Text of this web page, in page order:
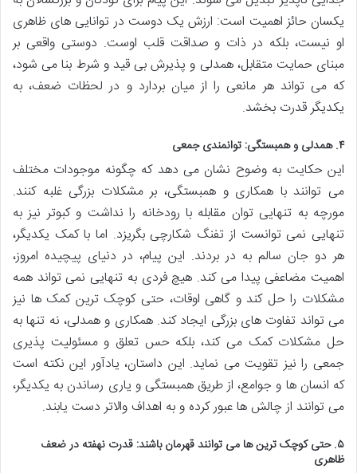
یکسان حائز اهمیت است: ارزش یک دوست در توانایی های ظاهری
او نیست، بلکه در ذات و صداقت قلب اوست. دوستی واقعی بر
مبنای حمایت متقابل، همدلی و پذیرش بی قید و شرط بنا می شود،
که می تواند هر مانعی را از میان بردارد و در لحظات ضعف، به
یکدیگر قدرت بخشد.
۴. همدلی و همبستگی: توانمندی جمعی
این حکایت به وضوح نشان می دهد که چگونه موجودات مختلف
می توانند با همکاری و همبستگی، بر مشکلات بزرگی غلبه کنند.
مورچه به تنهایی توان مقابله با رودخانه را نداشت و کبوتر نیز به
تنهایی نمی توانست از تفنگ شکارچی بگریزد. اما با کمک یکدیگر،
هر دو جان سالم به در بردند. این پیام، در دنیای پیچیده امروز،
اهمیت مضاعفی پیدا می کند. هیچ فردی به تنهایی نمی تواند همه
مشکلات را حل کند و گاهی اوقات، حتی کوچک ترین کمک ها نیز
می تواند تفاوت های بزرگی ایجاد کند. همکاری و همدلی، نه تنها به
حل مشکلات کمک می کند، بلکه حس تعلق و مسئولیت پذیری
جمعی را نیز تقویت می نماید. این داستان، یادآور این نکته است
که انسان ها و جوامع، از طریق همبستگی و یاری رساندن به یکدیگر،
می توانند از چالش ها عبور کرده و به اهداف والاتر دست یابند.
۵. حتی کوچک ترین ها می توانند قهرمان باشند: قدرت نهفته در ضعف
ظاهری